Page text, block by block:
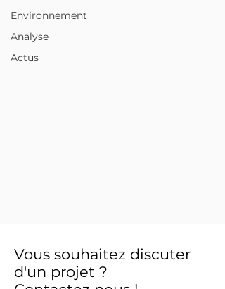
Environnement
Analyse
Actus
Vous souhaitez discuter
d'un projet ?